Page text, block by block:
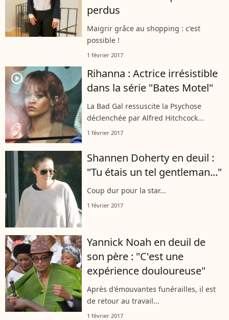
perdus
Maigrir grâce au shopping : c'est
possible !
1 février 2017
player2
Rihanna : Actrice irrésistible
dans la série "Bates Motel"
La Bad Gal ressuscite la Psychose
déclenchée par Alfred Hitchcock...
1 février 2017
Shannen Doherty en deuil :
"Tu étais un tel gentleman..."
Coup dur pour la star...
1 février 2017
Yannick Noah en deuil de
son père : "C'est une
expérience douloureuse"
Après d'émouvantes funérailles, il est
de retour au travail...
1 février 2017